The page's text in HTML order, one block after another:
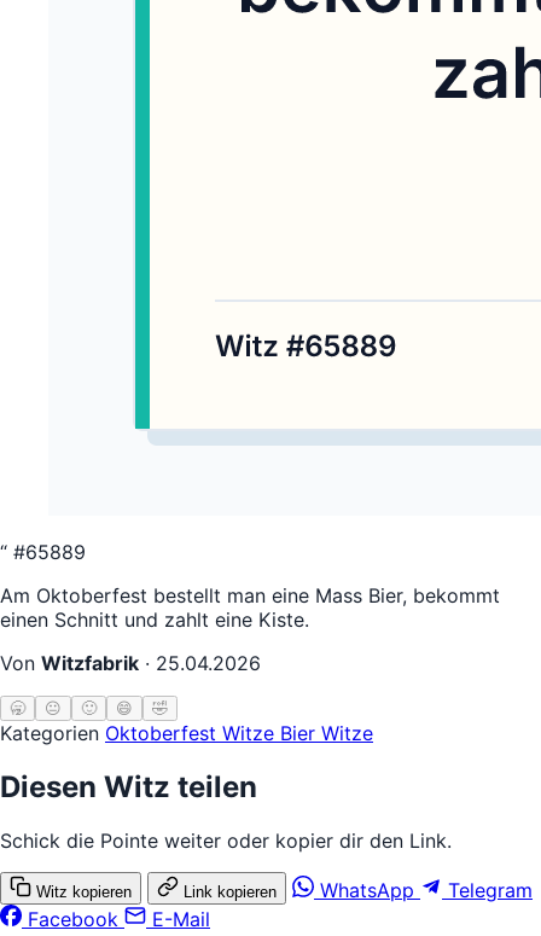
“ #65889
Am Oktoberfest bestellt man eine Mass Bier, bekommt
einen Schnitt und zahlt eine Kiste.
Von Witzfabrik · 25.04.2026
🥱 😐 🙂 😄 🤣
Kategorien Oktoberfest Witze Bier Witze
Diesen Witz teilen
Schick die Pointe weiter oder kopier dir den Link.
Witz kopieren Link kopieren WhatsApp
Telegram
Facebook
E-Mail